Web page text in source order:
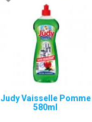
Judy Vaisselle Pomme
580ml